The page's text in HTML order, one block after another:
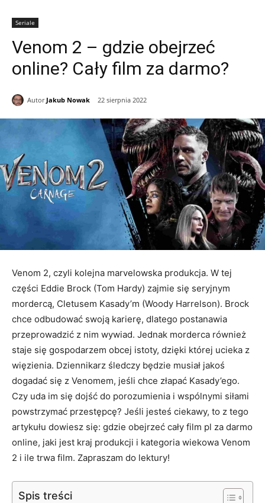
Seriale
Venom 2 – gdzie obejrzeć
online? Cały film za darmo?
Autor Jakub Nowak 22 sierpnia 2022
Venom 2, czyli kolejna marvelowska produkcja. W tej
części Eddie Brock (Tom Hardy) zajmie się seryjnym
mordercą, Cletusem Kasady’m (Woody Harrelson). Brock
chce odbudować swoją karierę, dlatego postanawia
przeprowadzić z nim wywiad. Jednak morderca również
staje się gospodarzem obcej istoty, dzięki której ucieka z
więzienia. Dziennikarz śledczy będzie musiał jakoś
dogadać się z Venomem, jeśli chce złapać Kasady’ego.
Czy uda im się dojść do porozumienia i wspólnymi siłami
powstrzymać przestępcę? Jeśli jesteś ciekawy, to z tego
artykułu dowiesz się: gdzie obejrzeć cały film pl za darmo
online, jaki jest kraj produkcji i kategoria wiekowa Venom
2 i ile trwa film. Zapraszam do lektury!
Spis treści